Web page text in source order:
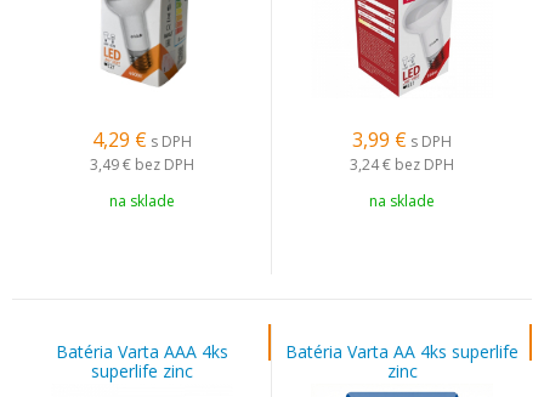
4,29 € s DPH
3,49 € bez DPH
na sklade
3,99 € s DPH
3,24 € bez DPH
na sklade
Batéria Varta AAA 4ks
superlife zinc
Batéria Varta AA 4ks superlife
zinc